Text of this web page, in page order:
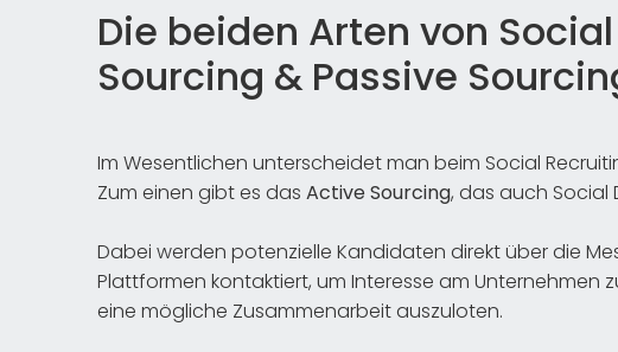
Die beiden Arten von
Sourcing & Passive
Im Wesentlichen unterscheidet man beim Social
Zum einen gibt es das Active Sourcing, das auch Social
Dabei werden potenzielle Kandidaten direkt über die
Plattformen kontaktiert, um Interesse am Unternehmen
eine mögliche Zusammenarbeit auszuloten.